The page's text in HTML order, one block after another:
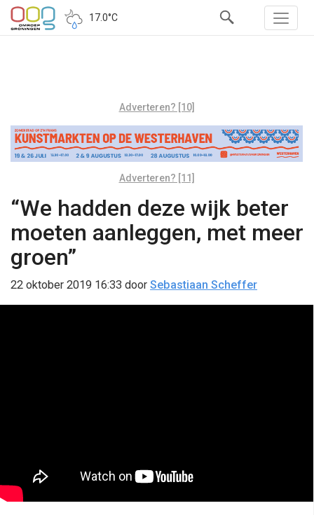
17.0°C
Adverteren? [10]
Adverteren? [11]
“We hadden deze wijk beter
moeten aanleggen, met meer
groen”
22 oktober 2019 16:33 door Sebastiaan Scheffer